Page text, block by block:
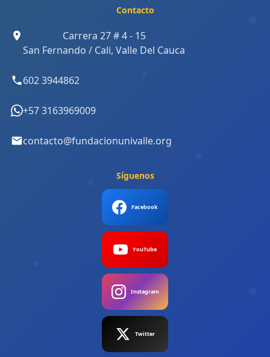
Contacto
Carrera 27 # 4 - 15
San Fernando / Cali, Valle Del Cauca
602 3944862
+57 3163969009
contacto@fundacionunivalle.org
Síguenos
Facebook
YouTube
Instagram
Twitter